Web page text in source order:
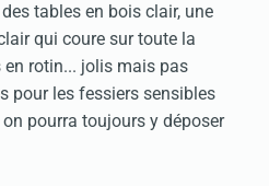
tables en bois clair, une
qui coure sur toute la
en rotin... jolis mais pas
pour les fessiers sensibles
pourra toujours y déposer